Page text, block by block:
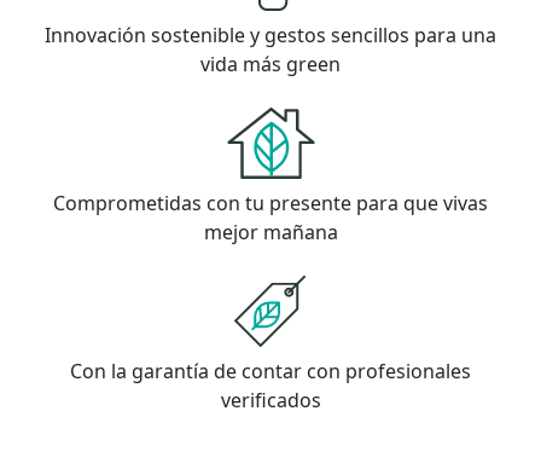
Innovación sostenible y gestos sencillos para una
vida más green
Comprometidas con tu presente para que vivas
mejor mañana
Con la garantía de contar con profesionales
verificados